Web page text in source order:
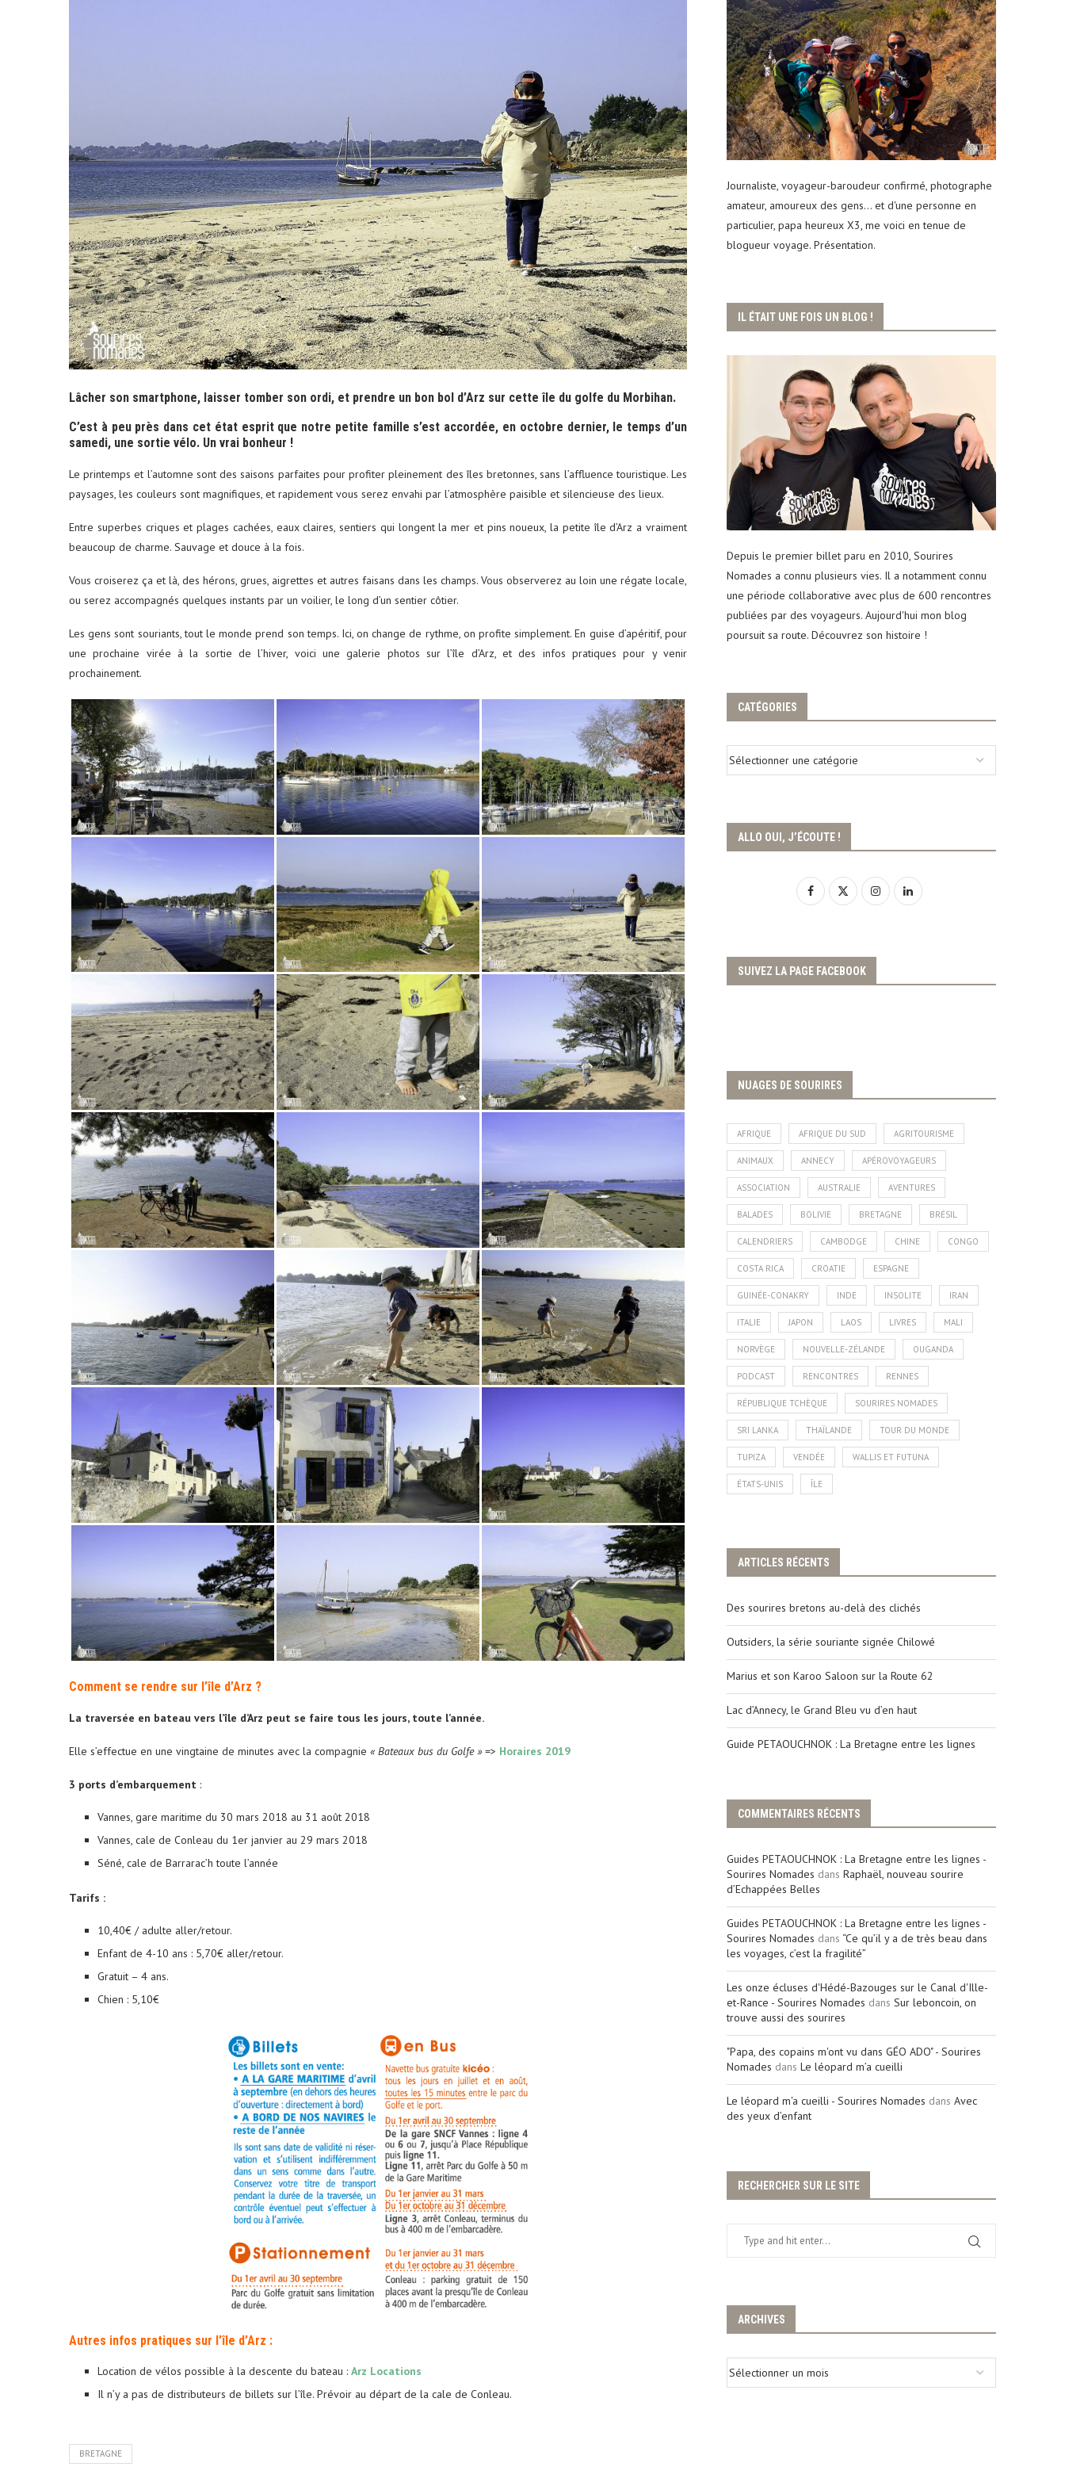
Lâcher son smartphone, laisser tomber son ordi, et prendre un bon bol d’Arz sur cette île du golfe du Morbihan.
C’est à peu près dans cet état esprit que notre petite famille s’est accordée, en octobre dernier, le temps d’un
samedi, une sortie vélo. Un vrai bonheur !
Le printemps et l’automne sont des saisons parfaites pour profiter pleinement des îles bretonnes, sans l’affluence touristique. Les
paysages, les couleurs sont magnifiques, et rapidement vous serez envahi par l’atmosphère paisible et silencieuse des lieux.
Entre superbes criques et plages cachées, eaux claires, sentiers qui longent la mer et pins noueux, la petite île d’Arz a vraiment
beaucoup de charme. Sauvage et douce à la fois.
Vous croiserez ça et là, des hérons, grues, aigrettes et autres faisans dans les champs. Vous observerez au loin une régate locale,
ou serez accompagnés quelques instants par un voilier, le long d’un sentier côtier.
Les gens sont souriants, tout le monde prend son temps. Ici, on change de rythme, on profite simplement. En guise d’apéritif, pour
une prochaine virée à la sortie de l’hiver, voici une galerie photos sur l’île d’Arz, et des infos pratiques pour y venir
prochainement.
Comment se rendre sur l’île d’Arz ?
La traversée en bateau vers l’île d’Arz peut se faire tous les jours, toute l’année.
Elle s’effectue en une vingtaine de minutes avec la compagnie « Bateaux bus du Golfe »=> Horaires 2019
3 ports d’embarquement :
Vannes, gare maritime du 30 mars 2018 au 31 août 2018
Vannes, cale de Conleau du 1er janvier au 29 mars 2018
Séné, cale de Barrarac’h toute l’année
Tarifs :
10,40€ / adulte aller/retour.
Enfant de 4-10 ans : 5,70€ aller/retour.
Gratuit – 4 ans.
Chien : 5,10€
Autres infos pratiques sur l’île d’Arz :
Location de vélos possible à la descente du bateau : Arz Locations
Il n’y a pas de distributeurs de billets sur l’île. Prévoir au départ de la cale de Conleau.
BRETAGNE
Journaliste, voyageur-baroudeur confirmé, photographe
amateur, amoureux des gens... et d'une personne en
particulier, papa heureux X3, me voici en tenue de
blogueur voyage. Présentation.
IL ÉTAIT UNE FOIS UN BLOG !
Depuis le premier billet paru en 2010, Sourires
Nomades a connu plusieurs vies. Il a notamment connu
une période collaborative avec plus de 600 rencontres
publiées par des voyageurs. Aujourd'hui mon blog
poursuit sa route. Découvrez son histoire !
CATÉGORIES
ALLO OUI, J’ÉCOUTE !
SUIVEZ LA PAGE FACEBOOK
NUAGES DE SOURIRES
AFRIQUE AFRIQUE DU SUD AGRITOURISME
ANIMAUX ANNECY APÉROVOYAGEURS
ASSOCIATION AUSTRALIE AVENTURES
BALADES BOLIVIE BRETAGNE BRÉSIL
CALENDRIERS CAMBODGE CHINE CONGO
COSTA RICA CROATIE ESPAGNE
GUINÉE-CONAKRY INDE INSOLITE IRAN
ITALIE JAPON LAOS LIVRES MALI
NORVÈGE NOUVELLE-ZÉLANDE OUGANDA
PODCAST RENCONTRES RENNES
RÉPUBLIQUE TCHÈQUE SOURIRES NOMADES
SRI LANKA THAÏLANDE TOUR DU MONDE
TUPIZA VENDÉE WALLIS ET FUTUNA
ÉTATS-UNIS ÎLE
ARTICLES RÉCENTS
Des sourires bretons au-delà des clichés
Outsiders, la série souriante signée Chilowé
Marius et son Karoo Saloon sur la Route 62
Lac d’Annecy, le Grand Bleu vu d’en haut
Guide PETAOUCHNOK : La Bretagne entre les lignes
COMMENTAIRES RÉCENTS
Guides PETAOUCHNOK : La Bretagne entre les lignes -
Sourires Nomades dans Raphaël, nouveau sourire
d’Echappées Belles
Guides PETAOUCHNOK : La Bretagne entre les lignes -
Sourires Nomades dans “Ce qu’il y a de très beau dans
les voyages, c’est la fragilité”
Les onze écluses d'Hédé-Bazouges sur le Canal d'Ille-
et-Rance - Sourires Nomades dans Sur leboncoin, on
trouve aussi des sourires
"Papa, des copains m'ont vu dans GÉO ADO" - Sourires
Nomades dans Le léopard m’a cueilli
Le léopard m'a cueilli - Sourires Nomades dans Avec
des yeux d’enfant
RECHERCHER SUR LE SITE
ARCHIVES